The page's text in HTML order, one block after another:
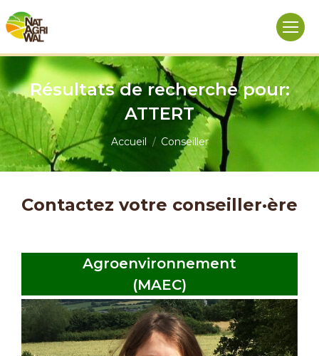
Résultats de recherche pour:
ATTERT
Vous êtes ici :
Accueil Conseiller
Contactez votre conseiller·ère
Agroenvironnement
(MAEC)